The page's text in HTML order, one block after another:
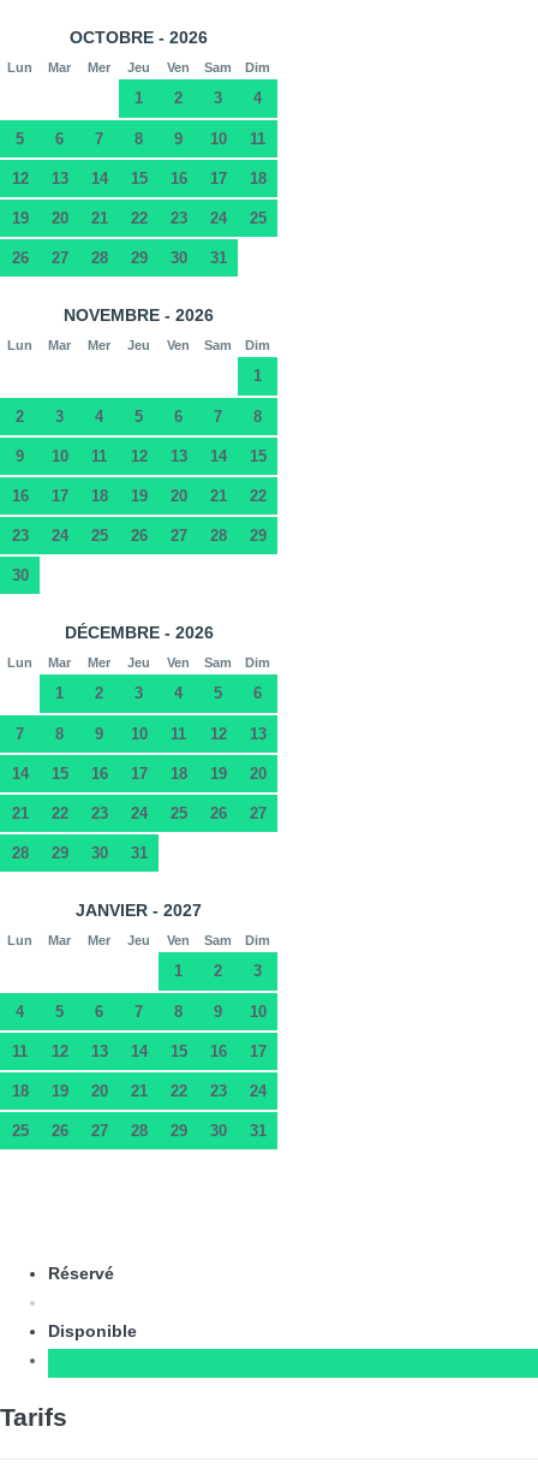
OCTOBRE - 2026
Lun Mar Mer Jeu Ven Sam Dim
1 2 3 4
5 6 7 8 9 10 11
12 13 14 15 16 17 18
19 20 21 22 23 24 25
26 27 28 29 30 31
NOVEMBRE - 2026
Lun Mar Mer Jeu Ven Sam Dim
1
2 3 4 5 6 7 8
9 10 11 12 13 14 15
16 17 18 19 20 21 22
23 24 25 26 27 28 29
30
DÉCEMBRE - 2026
Lun Mar Mer Jeu Ven Sam Dim
1 2 3 4 5 6
7 8 9 10 11 12 13
14 15 16 17 18 19 20
21 22 23 24 25 26 27
28 29 30 31
JANVIER - 2027
Lun Mar Mer Jeu Ven Sam Dim
1 2 3
4 5 6 7 8 9 10
11 12 13 14 15 16 17
18 19 20 21 22 23 24
25 26 27 28 29 30 31
Réservé
Disponible
Tarifs